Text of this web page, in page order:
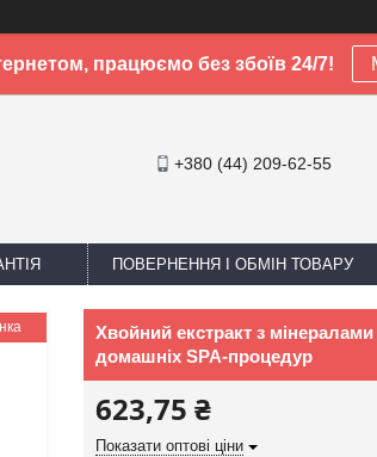
працюємо без збоїв 24/7!
+380 (44) 209-62-55
ПОВЕРНЕННЯ І ОБМІН ТОВАРУ
Хвойний екстракт з
домашніх SPA-процедур
623,75 ₴
Показати оптові ціни